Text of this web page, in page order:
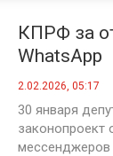
КПРФ за
WhatsApp
2.02.2026, 05:17
30 января
законопроект
мессенджеров